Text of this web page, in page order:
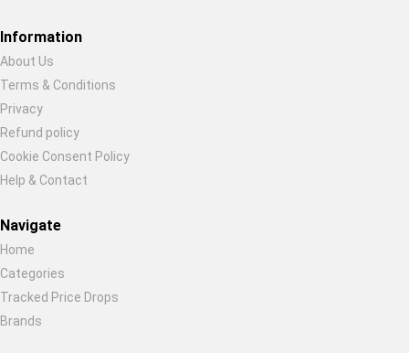
Information
About Us
Terms & Conditions
Privacy
Refund policy
Cookie Consent Policy
Help & Contact
Navigate
Home
Categories
Tracked Price Drops
Brands